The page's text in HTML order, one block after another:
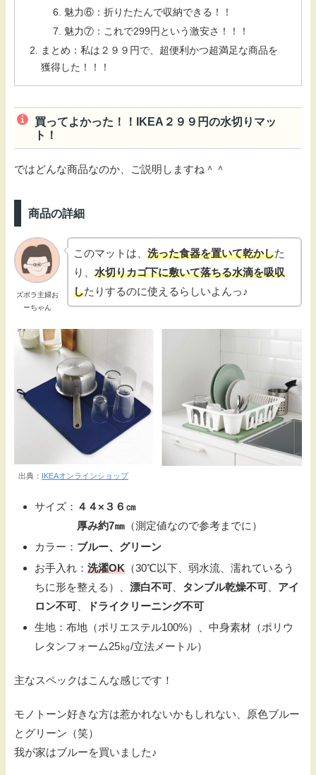
魅力⑥：折りたたんで収納できる！！
魅力⑦：これで299円という激安さ！！！
まとめ：私は２９９円で、超便利かつ超満足な商品を
獲得した！！！
買ってよかった！！IKEA２９９円の水切りマッ
ト！
ではどんな商品なのか、ご説明しますね＾＾
商品の詳細
ズボラ主婦お
ーちゃん
このマットは、洗った食器を置いて乾かした
り、水切りカゴ下に敷いて落ちる水滴を吸収
したりするのに使えるらしいよんっ♪
出典： IKEAオンラインショップ
サイズ： ４４×３６㎝
厚み約7㎜ （測定値なので参考までに）
カラー： ブルー、グリーン
お手入れ： 洗濯OK （30℃以下、弱水流、濡れているう
ちに形を整える）、 漂白不可 タンブル乾燥不可
アイ
ロン不可
ドライクリーニング不可
生地：布地（ポリエステル100%）、中身素材（ポリウ
レタンフォーム25㎏/立法メートル）
主なスペックはこんな感じです！
モノトーン好きな方は惹かれないかもしれない、原色ブルー
とグリーン（笑）
我が家はブルーを買いました♪